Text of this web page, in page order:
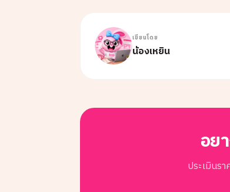
เขียนโดย
น้องเหยิน
อย
ประเมินร